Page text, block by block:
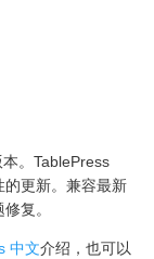
本。TablePress
的更新。兼容最新
复。
中文介绍，也可以